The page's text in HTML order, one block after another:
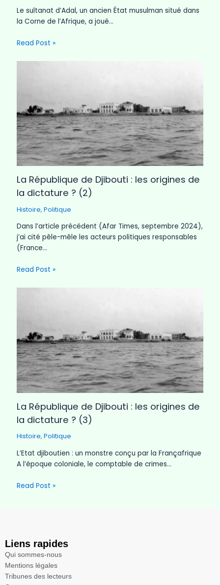
Le sultanat d’Adal, un ancien État musulman situé dans
la Corne de l’Afrique, a joué…
Read Post »
La République de Djibouti : les origines de
la dictature ? (2)
Histoire,Politique
Dans l’article précédent (Afar Times, septembre 2024),
j’ai cité pêle-mêle les acteurs politiques responsables
(France…
Read Post »
La République de Djibouti : les origines de
la dictature ? (3)
Histoire,Politique
L’Etat djiboutien : un monstre conçu par la Françafrique
A l’époque coloniale, le comptable de crimes…
Read Post »
Liens rapides
Qui sommes-nous
Mentions légales​
Tribunes des lecteurs​